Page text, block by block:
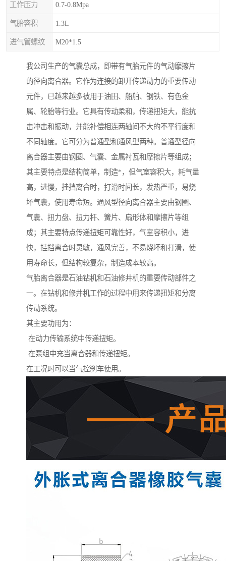
工作压力 0.7-0.8Mpa
气胎容积 1.3L
进气管螺纹 M20*1.5
我公司生产的气囊总成，即带有气胎元件的气动摩擦片
的径向离合器。它作为连接的卸开传递动力的重要传动
元件，已越来越多被用于油田、船舶、钢铁、有色金
属、轮胎等行业。它具有传动柔和，传递扭矩大，能抗
击冲击和振动，并能补偿相连两轴间不大的不平行度和
不同轴度。它可分为普通型和通风型两种。普通型径向
离合器主要由钢圈、气囊、金属衬瓦和摩擦片等组成；
其主要特点是结构简单，制造*，但气室容积大，耗气量
高，进慢，挂挡离合时，打滑时间长，发热严重，易烧
坏气囊，使用寿命短。通风型径向离合器主要由钢圈、
气囊、扭力盘、扭力杆、簧片、扇形体和摩擦片等组
成；其主要特点传递扭矩可靠性好，气室容积小，进
快，挂挡离合时灵敏，通风完善，不易烧坏和打滑，使
用寿命长，但结构较复杂，制造成本较高。
气胎离合器是石油钻机和石油修井机的重要传动部件之
一。在钻机和修井机工作的过程中用来传递扭矩和分离
传动系统。
其主要功用为：
在动力传输系统中传递扭矩。
在泵组中充当离合器和传递扭矩。
在工况时可以当气控刹车使用。